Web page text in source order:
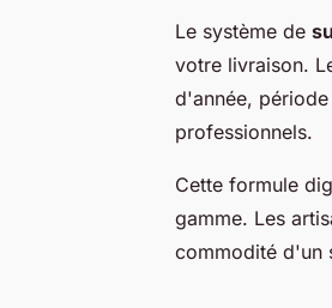
Le système de
votre livraison.
d'année,
professionnels.
Cette formule
gamme. Les
commodité d'un